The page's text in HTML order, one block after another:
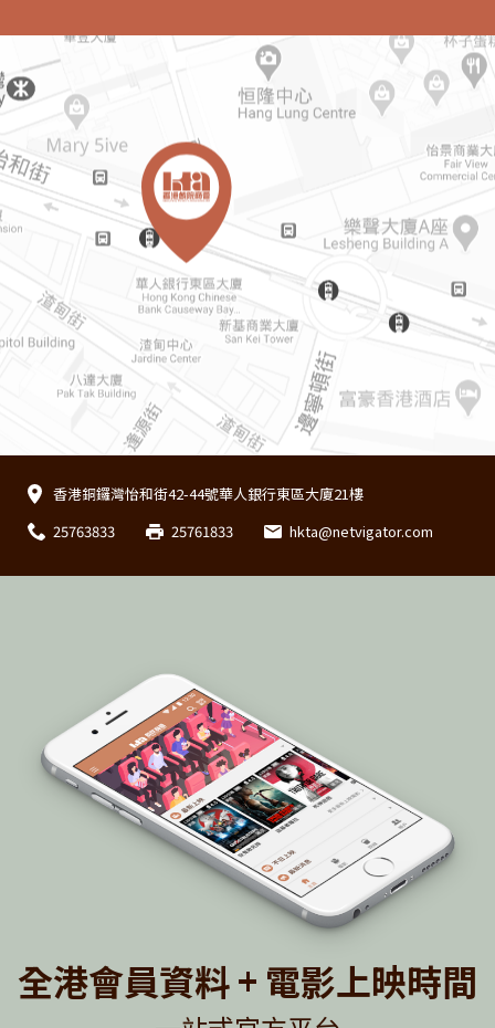
香港銅鑼灣怡和街42-44號華人銀行東區大廈21樓
25763833
25761833 hkta@netvigator.com
全港會員資料 + 電影上映時間